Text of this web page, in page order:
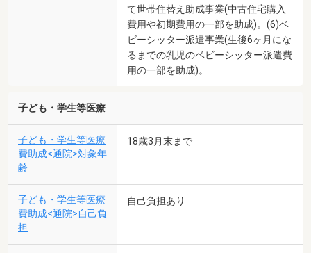
て世帯住替え助成事業(中古住宅購入
費用や初期費用の一部を助成)。(6)ベ
ビーシッター派遣事業(生後6ヶ月にな
るまでの乳児のベビーシッター派遣費
用の一部を助成)。
子ども・学生等医療
子ども・学生等医療
費助成<通院>対象年
齢
18歳3月末まで
子ども・学生等医療
費助成<通院>自己負
担
自己負担あり